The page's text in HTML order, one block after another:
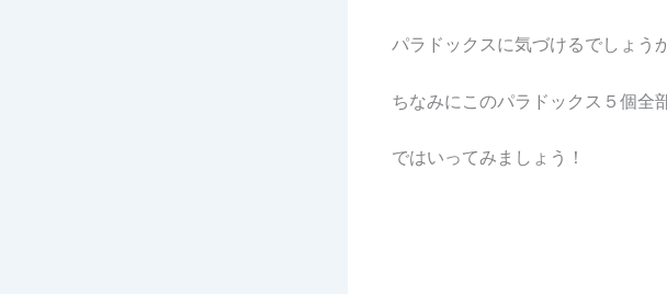
パラドックスに気づけるでしょう
ちなみにこのパラドックス５個全
ではいってみましょう！